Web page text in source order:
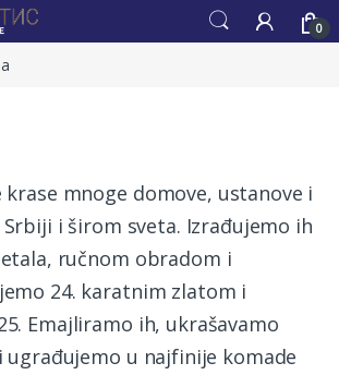
0
krase mnoge domove, ustanove i
i širom sveta. Izrađujemo ih
ručnom obradom i
24. karatnim zlatom i
Emajliramo ih, ukrašavamo
ugrađujemo u najfinije komade